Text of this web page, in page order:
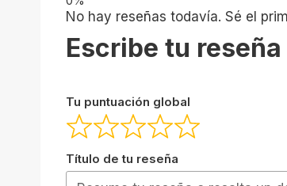
No hay reseñas todavía. Sé el
Escribe tu
Tu puntuación global
Título de tu reseña